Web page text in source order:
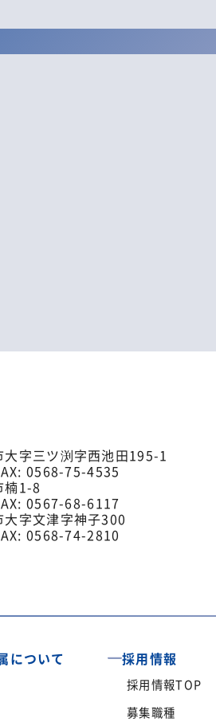
字三ツ渕字西池田195-1
0568-75-4535
1-8
0567-68-6117
字文津字神子300
0568-74-2810
について 採用情報
採用情報TOP
募集職種